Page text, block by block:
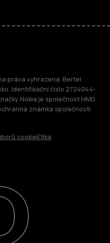
recyklace
práva vyhrazena. Bertel
Identifikační číslo 2724044-
Nokia je společnost HMD
známka společnosti
cookieEtika